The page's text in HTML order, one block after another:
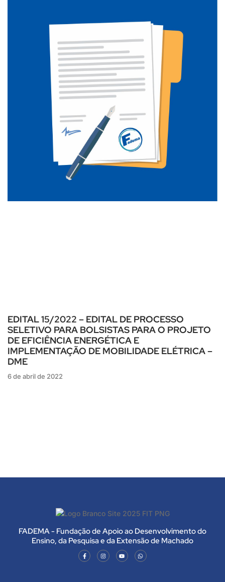
EDITAL 15/2022 – EDITAL DE PROCESSO
SELETIVO PARA BOLSISTAS PARA O PROJETO
DE EFICIÊNCIA ENERGÉTICA E
IMPLEMENTAÇÃO DE MOBILIDADE ELÉTRICA –
DME
6 de abril de 2022
FADEMA - Fundação de Apoio ao Desenvolvimento do
Ensino, da Pesquisa e da Extensão de Machado